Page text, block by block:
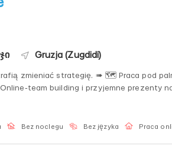
Gruzja (Zugdidi)
➠ 🗺️ Praca pod palmą, w domu lub w coworkingu -
building i przyjemne prezenty
Bez noclegu Bez języka Praca